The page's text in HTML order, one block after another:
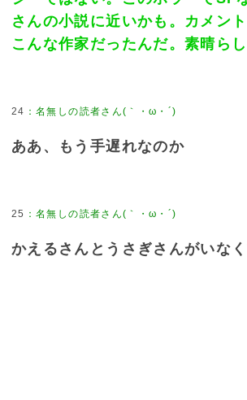
さんの小説に近いかも。カメント
こんな作家だったんだ。素晴らし
24 ：名無しの読者さん(｀・ω・´)
ああ、もう手遅れなのか
25 ：名無しの読者さん(｀・ω・´)
かえるさんとうさぎさんがいな